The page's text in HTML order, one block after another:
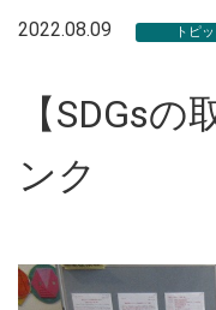
2022.08.09 トピ
【SDGs
ンク